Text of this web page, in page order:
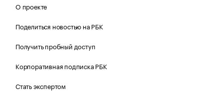
О проекте
Поделиться новостью на РБК
Получить пробный доступ
Корпоративная подписка РБК
Стать экспертом